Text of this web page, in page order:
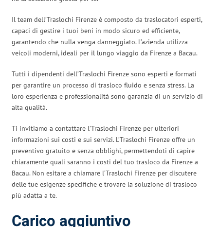
Il team dell’Traslochi Firenze è composto da traslocatori esperti,
capaci di gestire i tuoi beni in modo sicuro ed efficiente,
garantendo che nulla venga danneggiato. L’azienda utilizza
veicoli moderni, ideali per il lungo viaggio da Firenze a Bacau.
Tutti i dipendenti dell’Traslochi Firenze sono esperti e formati
per garantire un processo di trasloco fluido e senza stress. La
loro esperienza e professionalità sono garanzia di un servizio di
alta qualità.
Ti invitiamo a contattare l’Traslochi Firenze per ulteriori
informazioni sui costi e sui servizi. L’Traslochi Firenze offre un
preventivo gratuito e senza obblighi, permettendoti di capire
chiaramente quali saranno i costi del tuo trasloco da Firenze a
Bacau. Non esitare a chiamare l’Traslochi Firenze per discutere
delle tue esigenze specifiche e trovare la soluzione di trasloco
più adatta a te.
Carico aggiuntivo